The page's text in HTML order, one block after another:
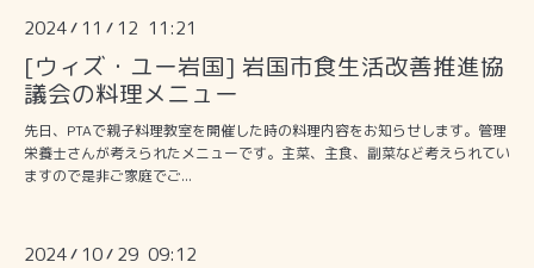
2024/ 11 / 12 11:21
[ウィズ・ユー岩国] 岩国市食生活改善推進協
議会の料理メニュー
先日、PTAで親子料理教室を開催した時の料理内容をお知らせします。管理
栄養士さんが考えられたメニューです。主菜、主食、副菜など考えられてい
ますので是非ご家庭でご...
2024/ 10/ 29 09:12